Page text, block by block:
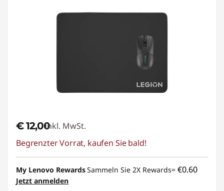
€ 12,00Inkl. MwSt.
Begrenzter Vorrat, kaufen Sie bald!
My Lenovo RewardsSammeln Sie 2X Rewards= €0.60
Jetzt anmelden